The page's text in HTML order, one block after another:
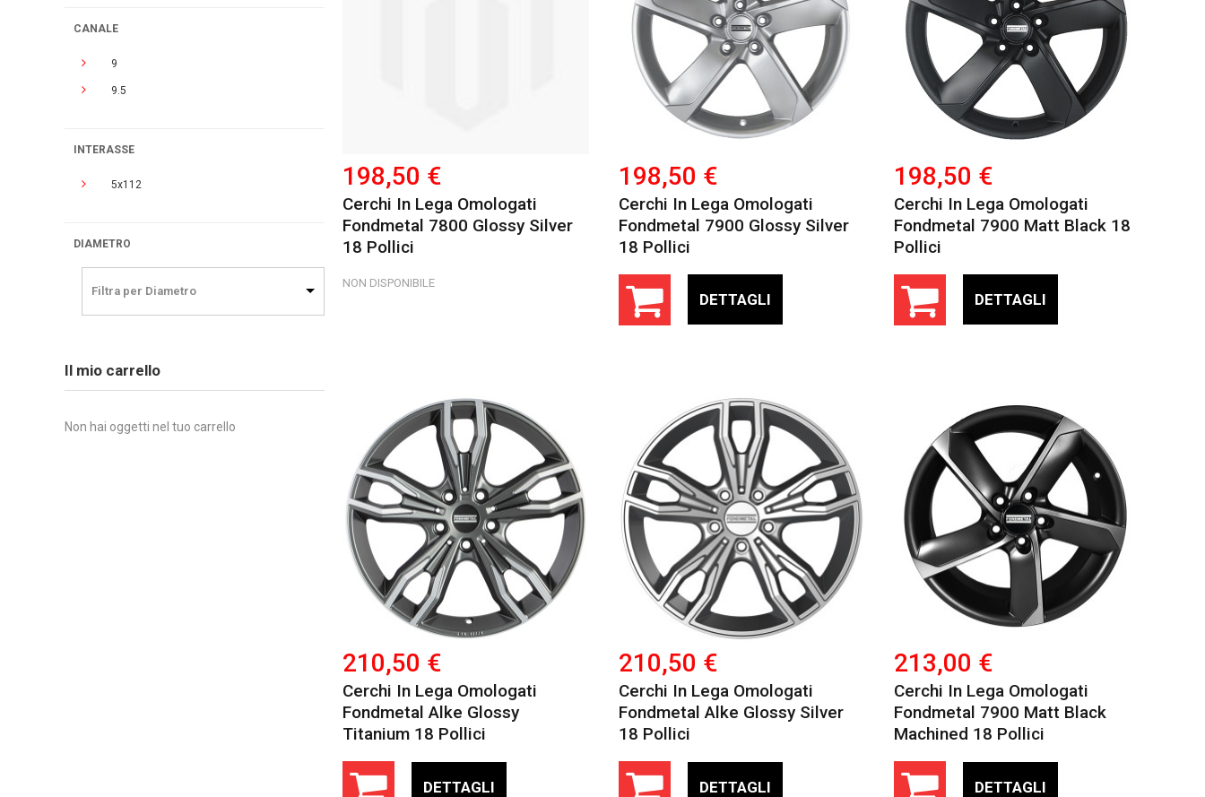
CANALE
9
9.5
INTERASSE
5x112
DIAMETRO
Filtra per Diametro
198,50 €
Cerchi In Lega Omologati
Fondmetal 7800 Glossy Silver
18 Pollici
NON DISPONIBILE
198,50 €
Cerchi In Lega Omologati
Fondmetal 7900 Glossy Silver
18 Pollici
DETTAGLI
198,50 €
Cerchi In Lega Omologati
Fondmetal 7900 Matt Black 18
Pollici
DETTAGLI
210,50 €
Cerchi In Lega Omologati
Fondmetal Alke Glossy
Titanium 18 Pollici
DETTAGLI
210,50 €
Cerchi In Lega Omologati
Fondmetal Alke Glossy Silver
18 Pollici
DETTAGLI
213,00 €
Cerchi In Lega Omologati
Fondmetal 7900 Matt Black
Machined 18 Pollici
DETTAGLI
Il mio carrello
Non hai oggetti nel tuo carrello